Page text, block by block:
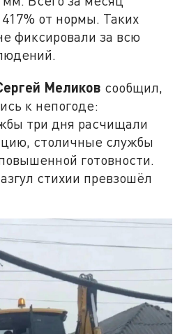
от нормы. Таких
фиксировали за всю
Меликов сообщил,
к непогоде:
три дня расчищали
столичные службы
готовности.
стихии превзошёл